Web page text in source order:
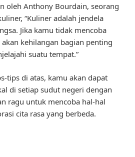
oleh Anthony Bourdain, seorang
“Kuliner adalah jendela
Jika kamu tidak mencoba
kehilangan bagian penting
suatu tempat.”
tips di atas, kamu akan dapat
di setiap sudut negeri dengan
ragu untuk mencoba hal-hal
cita rasa yang berbeda.